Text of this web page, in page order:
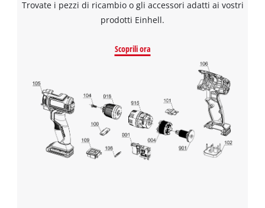
Trovate i pezzi di ricambio o gli accessori adatti ai vostri
prodotti Einhell.
Scoprili ora